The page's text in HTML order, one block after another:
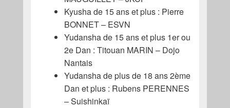
Kyusha de 15 ans et plus : Pierre
BONNET – ESVN
Yudansha de 15 ans et plus 1er ou
2e Dan : Titouan MARIN – Dojo
Nantais
Yudansha de plus de 18 ans 2ème
Dan et plus : Rubens PERENNES
– Suishinkaï